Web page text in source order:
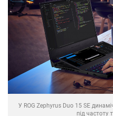
У ROG Zephyrus Duo 15 SE
під частоту